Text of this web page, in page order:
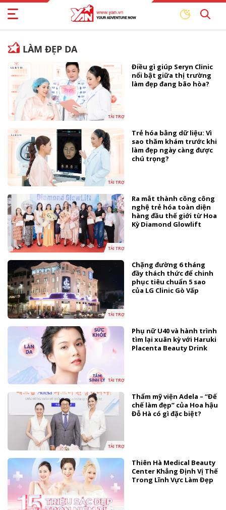
LÀM ĐẸP DA
TÀI TRỢ
Điều gì giúp Seryn Clinic
nổi bật giữa thị trường
làm đẹp đang bão hòa?
TÀI TRỢ
Trẻ hóa bằng dữ liệu: Vì
sao thăm khám trước khi
làm đẹp ngày càng được
chú trọng?
TÀI TRỢ
Ra mắt thành công công
nghệ trẻ hóa toàn diện
hàng đầu thế giới từ Hoa
Kỳ Diamond Glowlift
TÀI TRỢ
Chặng đường 6 tháng
đầy thách thức để chinh
phục tiêu chuẩn 5 sao
của LG Clinic Gò Vấp
TÀI TRỢ
Phụ nữ U40 và hành trình
tìm lại xuân kỳ với Haruki
Placenta Beauty Drink
TÀI TRỢ
Thẩm mỹ viện Adela – “Đế
chế làm đẹp” của Hoa hậu
Đỗ Hà có gì đặc biệt?
Thiên Hà Medical Beauty
Center Khẳng Định Vị Thế
Trong Lĩnh Vực Làm Đẹp